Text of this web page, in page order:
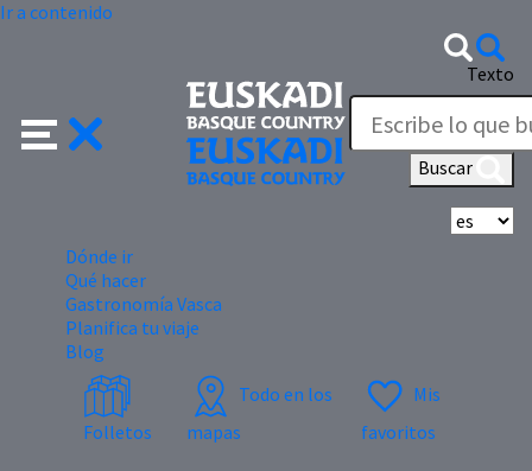
Ir a contenido
Texto
Buscar
Dónde ir
Qué hacer
Gastronomía Vasca
Planifica tu viaje
Blog
Folletos
Todo en los
mapas
Mis
favoritos